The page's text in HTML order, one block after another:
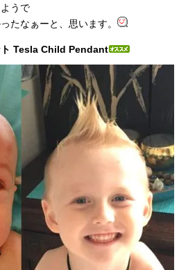
うで
たなぁーと、思います。
Tesla Child Pendant